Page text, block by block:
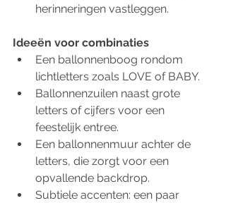
herinneringen vastleggen.
Ideeën voor combinaties
Een ballonnenboog rondom
lichtletters zoals LOVE of BABY.
Ballonnenzuilen naast grote
letters of cijfers voor een
feestelijk entree.
Een ballonnenmuur achter de
letters, die zorgt voor een
opvallende backdrop.
Subtiele accenten: een paar